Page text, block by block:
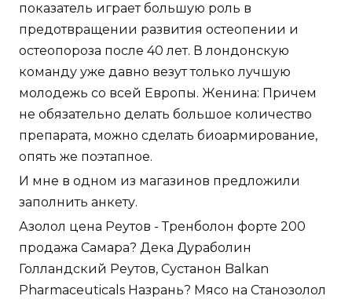
показатель играет большую роль в
предотвращении развития остеопении и
остеопороза после 40 лет. В лондонскую
команду уже давно везут только лучшую
молодежь со всей Европы. Женина: Причем
не обязательно делать большое количество
препарата, можно сделать биоармирование,
опять же поэтапное.
И мне в одном из магазинов предложили
заполнить анкету.
Азолол цена Реутов - Тренболон форте 200
продажа Самара? Дека Дураболин
Голландский Реутов, Сустанон Balkan
Pharmaceuticals Назрань? Мясо на Станозолол